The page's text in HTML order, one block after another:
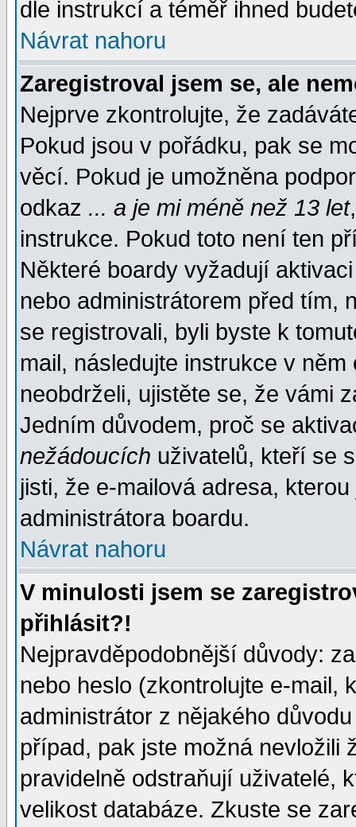
dle instrukcí a téměř ihned
Návrat nahoru
Zaregistroval jsem se, ale
Nejprve zkontrolujte, že
Pokud jsou v pořádku, pak se
věcí. Pokud je umožněna
odkaz ... a je mi méně než 13 let
instrukce. Pokud toto není ten
Některé boardy vyžadují
nebo administrátorem před tím,
se registrovali, byli byste k
mail, následujte instrukce v
neobdrželi, ujistěte se, že vámi
Jedním důvodem, proč se
nežádoucích uživatelů, kteří se
jisti, že e-mailová adresa,
administrátora boardu.
Návrat nahoru
V minulosti jsem se
přihlásit?!
Nejpravděpodobnější důvody:
nebo heslo (zkontrolujte e-mail,
administrátor z nějakého
případ, pak jste možná nevložili
pravidelně odstraňují uživatelé,
velikost databáze. Zkuste se